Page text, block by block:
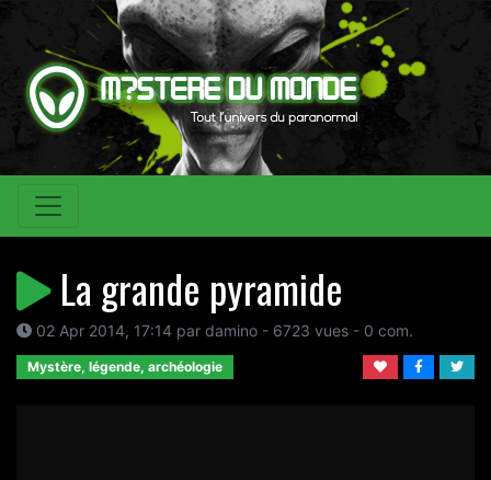
La grande pyramide
02 Apr 2014, 17:14 par damino - 6723 vues - 0 com.
Mystère, légende, archéologie